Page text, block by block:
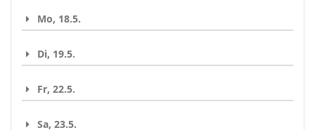
auswählen
Mo, 18.5.
Di, 19.5.
Fr, 22.5.
Sa, 23.5.